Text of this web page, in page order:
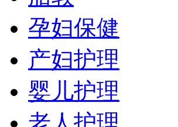
孕妇保健
产妇护理
婴儿护理